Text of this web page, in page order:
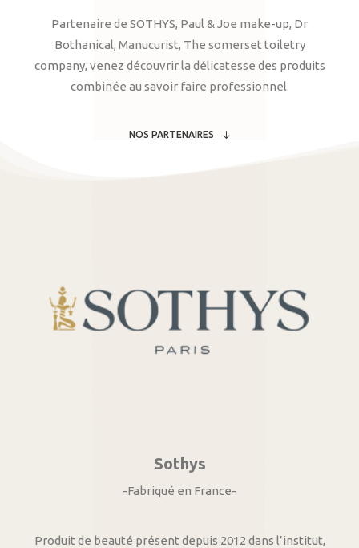
Partenaire de SOTHYS, Paul & Joe make-up, Dr
Bothanical, Manucurist, The somerset toiletry
company, venez découvrir la délicatesse des produits
combinée au savoir faire professionnel.
NOS PARTENAIRES
Sothys
-Fabriqué en France-
Produit de beauté présent depuis 2012 dans l’institut,